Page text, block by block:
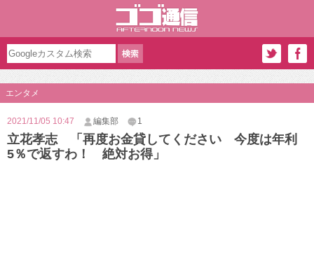
エンタメ
2021/11/05 10:47 編集部 1
立花孝志 「再度お金貸してください 今度は年利
5％で返すわ！ 絶対お得」